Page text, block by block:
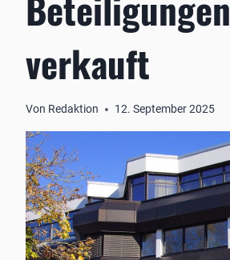
verkauft
Von Redaktion 12. September 2025